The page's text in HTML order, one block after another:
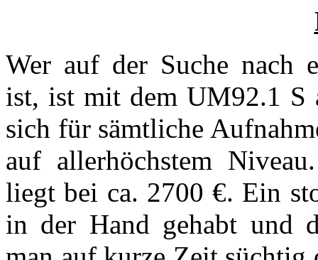
Wer auf der Suche nach
ist, ist mit dem UM92.1 S
sich für sämtliche
auf allerhöchstem
liegt bei ca. 2700 €. Ein
in der Hand gehabt und